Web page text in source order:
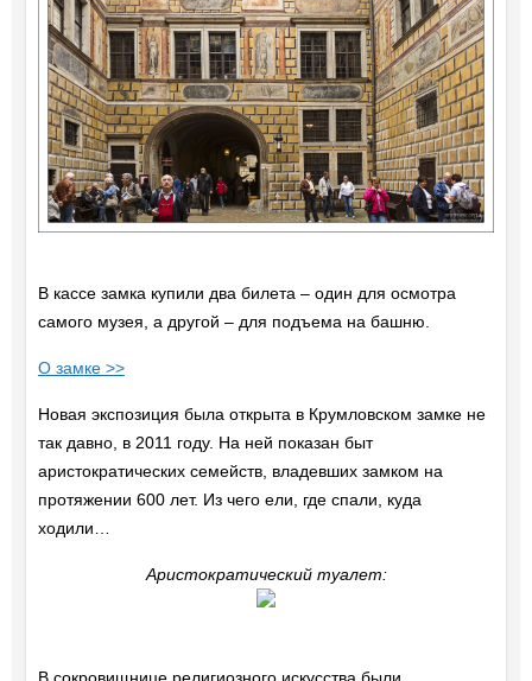
В кассе замка купили два билета – один для осмотра
самого музея, а другой – для подъема на башню.
О замке >>
Новая экспозиция была открыта в Крумловском замке не
так давно, в 2011 году. На ней показан быт
аристократических семейств, владевших замком на
протяжении 600 лет. Из чего ели, где спали, куда
ходили…
Аристократический туалет:
В сокровищнице религиозного искусства были